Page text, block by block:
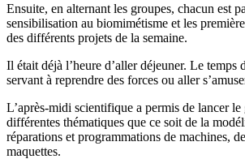
Ensuite, en alternant les groupes, chacun est
sensibilisation au biomimétisme et les
des différents projets de la semaine.
Il était déjà l’heure d’aller déjeuner. Le temps
servant à reprendre des forces ou aller
L’après-midi scientifique a permis de lancer le
différentes thématiques que ce soit de la
réparations et programmations de machines,
maquettes.